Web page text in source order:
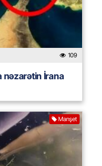
109
nəzarətin İrana
Manşet